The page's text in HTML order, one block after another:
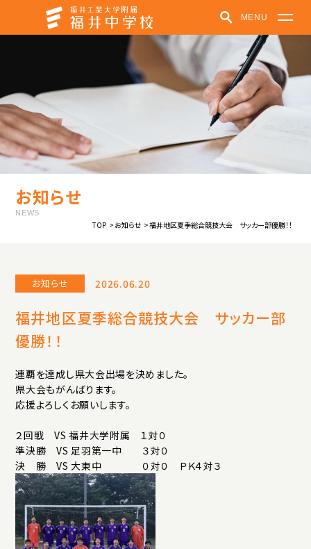
MENU
学校紹介
学びの特色
学校での取り組み
受験生の方へ
在学生・保護者の方へ
パンフレット
お知らせ
福井中高ポータルサイト
学校紹介動画
アクセス プライバシーポリシー
サイトマップ
いじめ防止基本方針
ご寄付について
お問い合わせ
お知らせ
NEWS
TOP お知らせ 福井地区夏季総合競技大会 サッカー部優勝！！
お知らせ 2026.06.20
福井地区夏季総合競技大会 サッカー部
優勝！！
連覇を達成し県大会出場を決めました。
県大会もがんばります。
応援よろしくお願いします。
２回戦 VS 福井大学附属 １対０
準決勝 VS 足羽第一中 ３対０
決 勝 VS 大東中 ０対０ ＰＫ４対３